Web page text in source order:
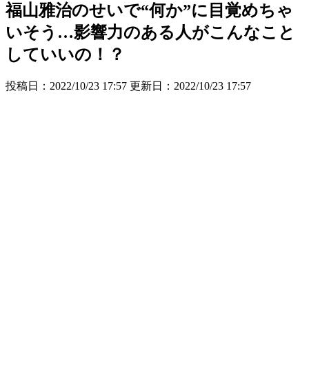
福山雅治のせいで“何か”に目覚めちゃ
いそう…影響力のある人がこんなこと
していいの！？
投稿日：2022/10/23 17:57 更新日： 2022/10/23 17:57